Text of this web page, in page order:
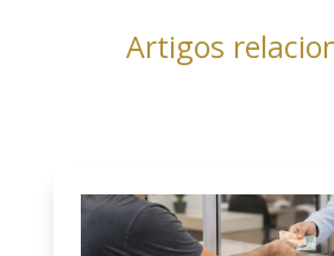
Artigos